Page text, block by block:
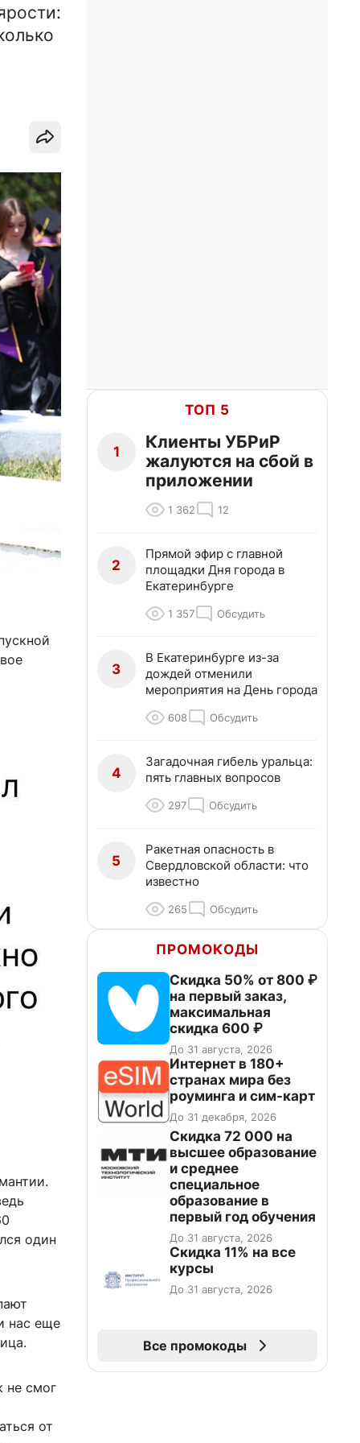
один
нас еще
не смог
от
ТОП 5
1
Клиенты УБРиР
жалуются на сбой в
приложении
1 362 12
2
Прямой эфир с главной
площадки Дня города в
Екатеринбурге
1 357 Обсудить
3
В Екатеринбурге из-за
дождей отменили
мероприятия на День города
608 Обсудить
4
Загадочная гибель уральца:
пять главных вопросов
297 Обсудить
5
Ракетная опасность в
Свердловской области: что
известно
265 Обсудить
ПРОМОКОДЫ
Скидка 50% от 800 ₽
на первый заказ,
максимальная
скидка 600 ₽
До 31 августа, 2026
Интернет в 180+
странах мира без
роуминга и сим-карт
До 31 декабря, 2026
Скидка 72 000 на
высшее образование
и среднее
специальное
образование в
первый год обучения
До 31 августа, 2026
Скидка 11% на все
курсы
До 31 августа, 2026
Все промокоды